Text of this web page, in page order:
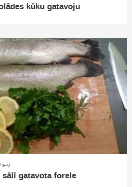
kūku gatavoju
gatavota forele